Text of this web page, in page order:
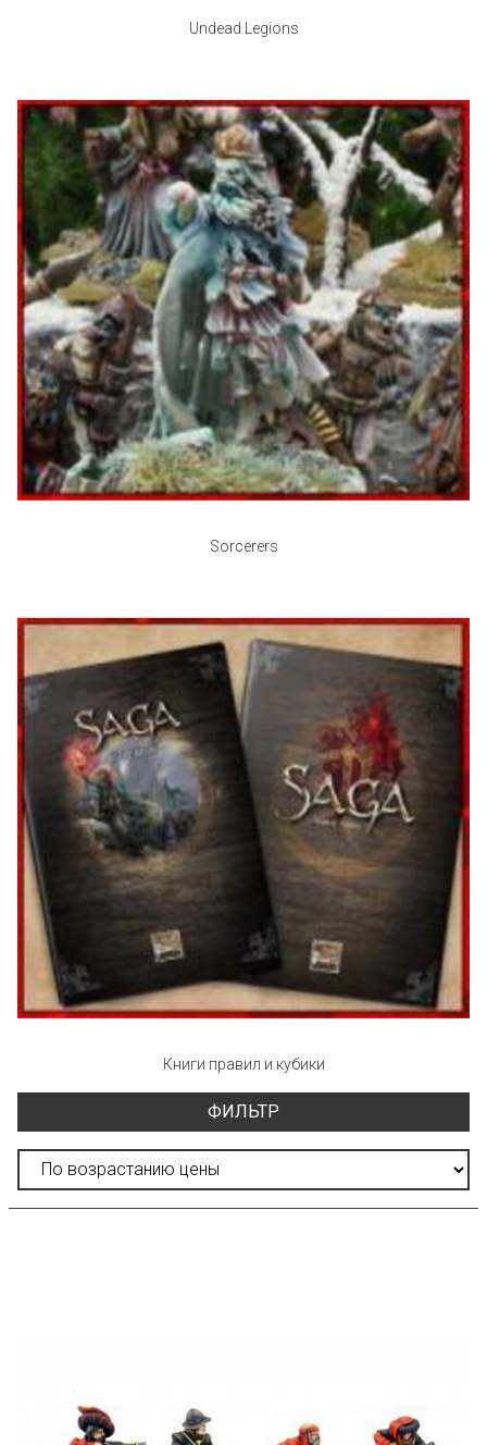
Undead Legions
Sorcerers
Книги правил и кубики
ФИЛЬТР